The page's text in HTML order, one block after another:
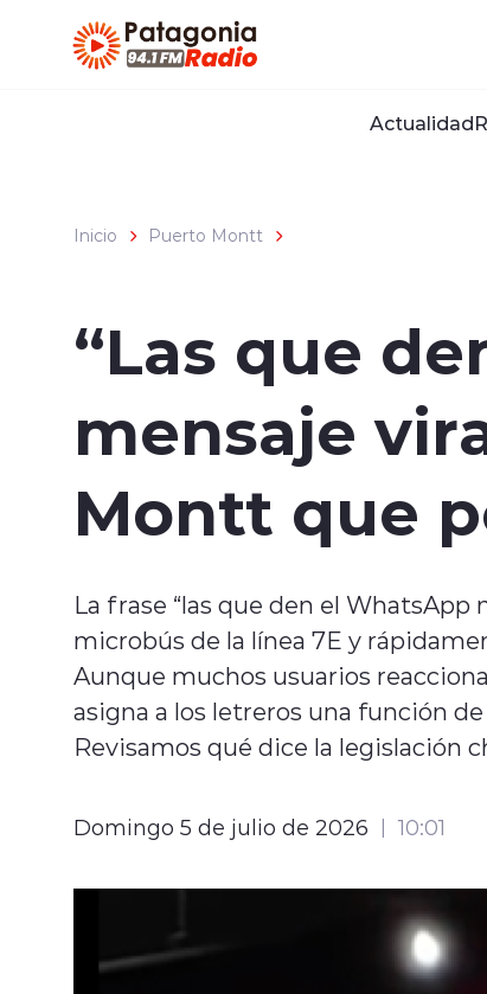
Actualidad
Inicio Puerto Montt
“Las que
mensaje
Montt que
La frase “las que den el WhatsApp
microbús de la línea 7E y
Aunque muchos usuarios
asigna a los letreros una función
Revisamos qué dice la legislación
Domingo 5 de julio de 2026 10:01